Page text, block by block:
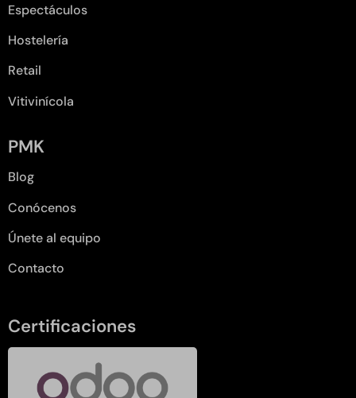
Espectáculos
Hostelería
Retail
Vitivinícola
PMK
Blog
Conócenos
Únete al equipo
Contacto
Certificaciones